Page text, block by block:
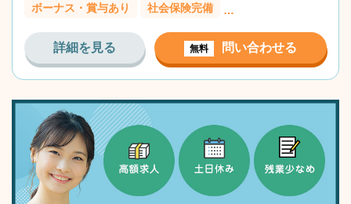
ボーナス・賞与あり 社会保険完備 …
詳細を見る 無料 問い合わせる